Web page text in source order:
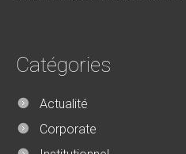
Catégories
Actualité
Corporate